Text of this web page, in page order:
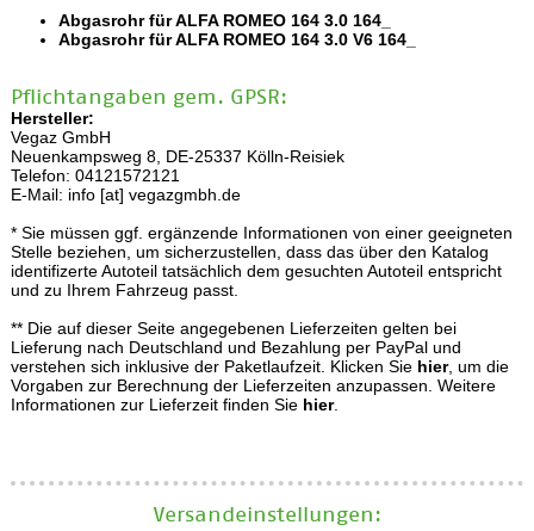
Abgasrohr für ALFA ROMEO 164 3.0 164_
Abgasrohr für ALFA ROMEO 164 3.0 V6 164_
Pflichtangaben gem. GPSR:
Hersteller:
Vegaz GmbH
Neuenkampsweg 8, DE-25337 Kölln-Reisiek
Telefon: 04121572121
E-Mail: info [at] vegazgmbh.de
* Sie müssen ggf. ergänzende Informationen von einer geeigneten
Stelle beziehen, um sicherzustellen, dass das über den Katalog
identifizerte Autoteil tatsächlich dem gesuchten Autoteil entspricht
und zu Ihrem Fahrzeug passt.
** Die auf dieser Seite angegebenen Lieferzeiten gelten bei
Lieferung nach Deutschland und Bezahlung per PayPal und
verstehen sich inklusive der Paketlaufzeit. Klicken Sie hier, um die
Vorgaben zur Berechnung der Lieferzeiten anzupassen. Weitere
Informationen zur Lieferzeit finden Sie hier.
Versand­einstellungen: